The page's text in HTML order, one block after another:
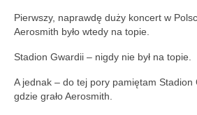
Pierwszy, naprawdę duży koncert w
Aerosmith było wtedy na topie.
Stadion Gwardii – nigdy nie był na topie.
A jednak – do tej pory pamiętam Stadion
gdzie grało Aerosmith.